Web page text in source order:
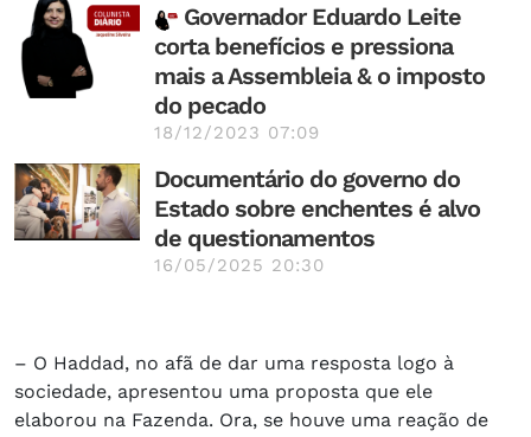
Governador Eduardo Leite
corta benefícios e pressiona
mais a Assembleia & o imposto
do pecado
18/12/2023 07:09
Documentário do governo do
Estado sobre enchentes é alvo
de questionamentos
16/05/2025 20:30
– O Haddad, no afã de dar uma resposta logo à
sociedade, apresentou uma proposta que ele
elaborou na Fazenda. Ora, se houve uma reação de